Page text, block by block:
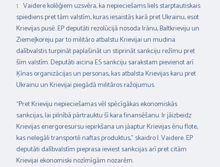
Vaidere kolēģiem uzsvēra, ka nepieciešams liels starptautiskais
spiediens pret tām valstīm, kuras iesaistās karā pret Ukrainu, esot
Krievijas pusē. EP deputāti rezolūcijā nosoda Irānu, Baltkrieviju un
Ziemeļkoreju par to militāro atbalstu Krievijai un mudina
dalībvalstis turpināt paplašināt un stiprināt sankciju režīmu pret
šīm valstīm. Deputāti aicina ES sankciju sarakstam pievienot arī
Ķīnas organizācijas un personas, kas atbalsta Krievijas karu pret
Ukrainu un Krievijai piegādā militāros ražojumus.
“Pret Krieviju nepieciešamas vēl spēcīgākas ekonomiskās
sankcijas, lai pilnībā pārtrauktu šī kara finansēšanu. Ir jāizbeidz
Krievijas energoresursu iepirkšana un jāaptur Krievijas ēnu flote,
kas nelegāli transportē naftas produktus,” skaidro I. Vaidere. EP
deputāti dalībvalstīm pieprasa ieviest sankcijas arī pret citām
Krievijai ekonomiski nozīmīgām nozarēm.